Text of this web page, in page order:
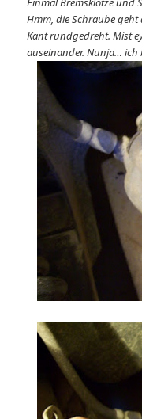
Hmm, die Schraube geht
Kant rundgedreht. Mist
auseinander. Nunja… ich